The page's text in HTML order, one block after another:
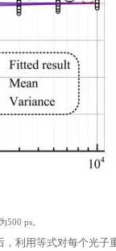
500 ps。
，利用等式对每个光子